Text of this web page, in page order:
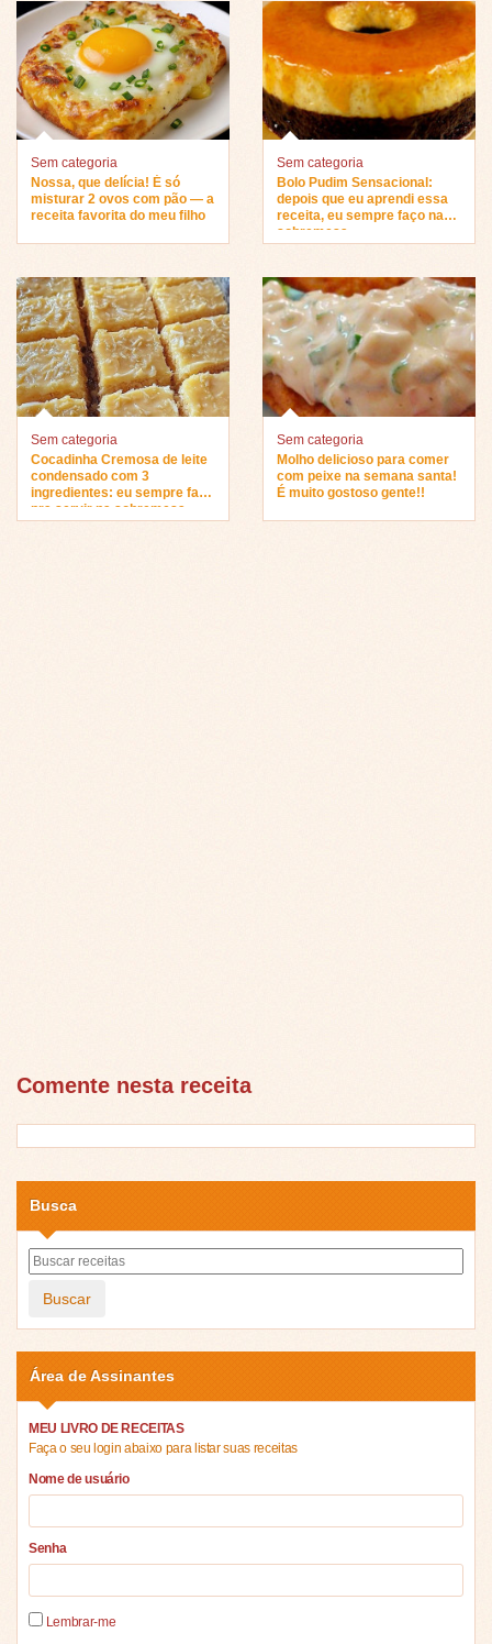
Sem categoria
Nossa, que delícia! É só
misturar 2 ovos com pão — a
receita favorita do meu filho
Sem categoria
Bolo Pudim Sensacional:
depois que eu aprendi essa
receita, eu sempre faço na
sobremesa…
Sem categoria
Cocadinha Cremosa de leite
condensado com 3
ingredientes: eu sempre faço
pra servir na sobremesa…
Sem categoria
Molho delicioso para comer
com peixe na semana santa!
É muito gostoso gente!!
Comente nesta receita
Busca
Buscar
Área de Assinantes
MEU LIVRO DE RECEITAS
Faça o seu login abaixo para listar suas receitas
Nome de usuário
Senha
Lembrar-me